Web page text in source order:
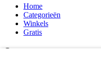
Home
Categorieën
Winkels
Gratis
Over ons